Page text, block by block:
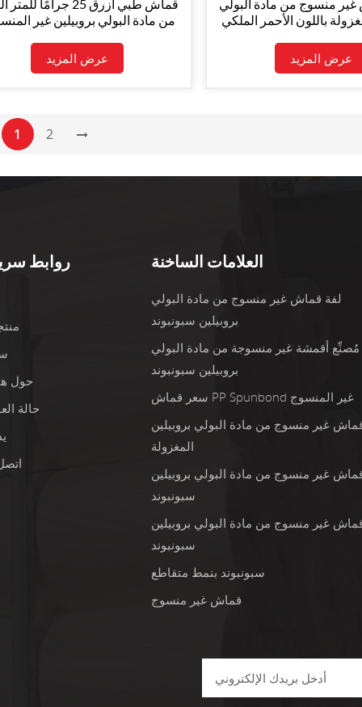
قماش طبي أزرق 25 جرامًا
من مادة البولي بروبيلين غير
الأولى/الثالثة
عرض المزيد
منسوج من مادة البولي
باللون الأحمر الملكي
والتغليف
عرض المزيد
1 2
روابط
حول
حالة
العلامات الساخنة
لفة قماش غير منسوج من مادة البولي
بروبيلين سبونبوند
مُصنِّع أقمشة غير منسوجة من مادة البولي
بروبيلين سبونبوند
سعر قماش PP Spunbond غير المنسوج
غير منسوج من مادة البولي بروبيلين
المغزولة
غير منسوج من مادة البولي بروبيلين
سبونبوند
غير منسوج من مادة البولي بروبيلين
سبونبوند
سبونبوند بنمط متقاطع
قماش غير منسوج